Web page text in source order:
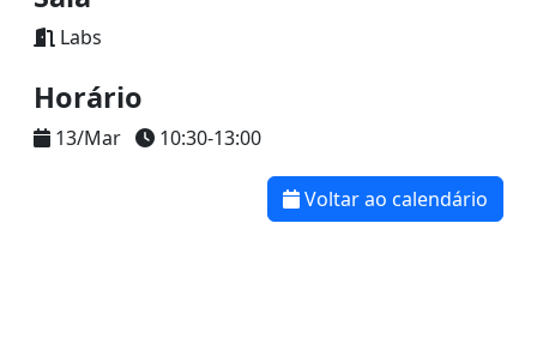
Labs
Horário
13/Mar 10:30-13:00
Voltar ao calendário